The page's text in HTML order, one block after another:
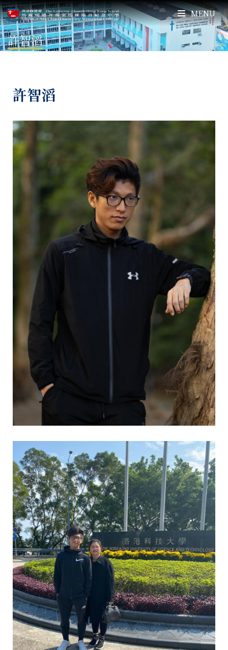
MENU
許智滔
許智滔